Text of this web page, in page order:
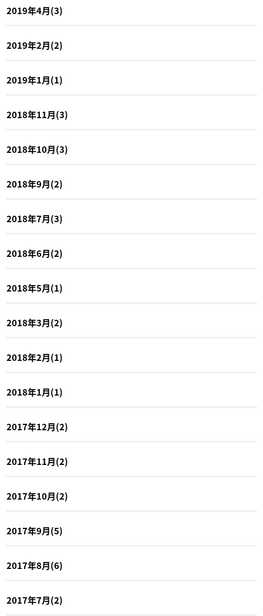
2019年4月(3)
2019年2月(2)
2019年1月(1)
2018年11月(3)
2018年10月(3)
2018年9月(2)
2018年7月(3)
2018年6月(2)
2018年5月(1)
2018年3月(2)
2018年2月(1)
2018年1月(1)
2017年12月(2)
2017年11月(2)
2017年10月(2)
2017年9月(5)
2017年8月(6)
2017年7月(2)